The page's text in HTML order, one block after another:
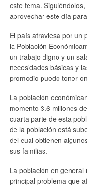
este tema.
aprovechar este día
El país atraviesa por un
la Población
un trabajo digno y un
necesidades básicas y
promedio puede tener
La población
momento 3.6 millones
cuarta parte de esta
de la población está
del cual obtienen
sus familias.
La población en general
principal problema que